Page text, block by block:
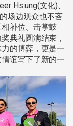
Hsiung(文化)、
场边观众也不吝
补位、击掌鼓
典礼圆满结束，
的博弈，更是一
谊写下了新的一